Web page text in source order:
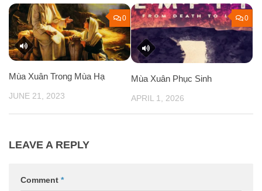
0
Mùa Xuân Trong Mùa Hạ
JUNE 21, 2023
0
Mùa Xuân Phục Sinh
APRIL 1, 2026
LEAVE A REPLY
Comment *